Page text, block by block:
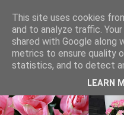
This site uses cookies
and to analyze traffic.
shared with Google along
metrics to ensure quality
statistics, and to detect
LEARN